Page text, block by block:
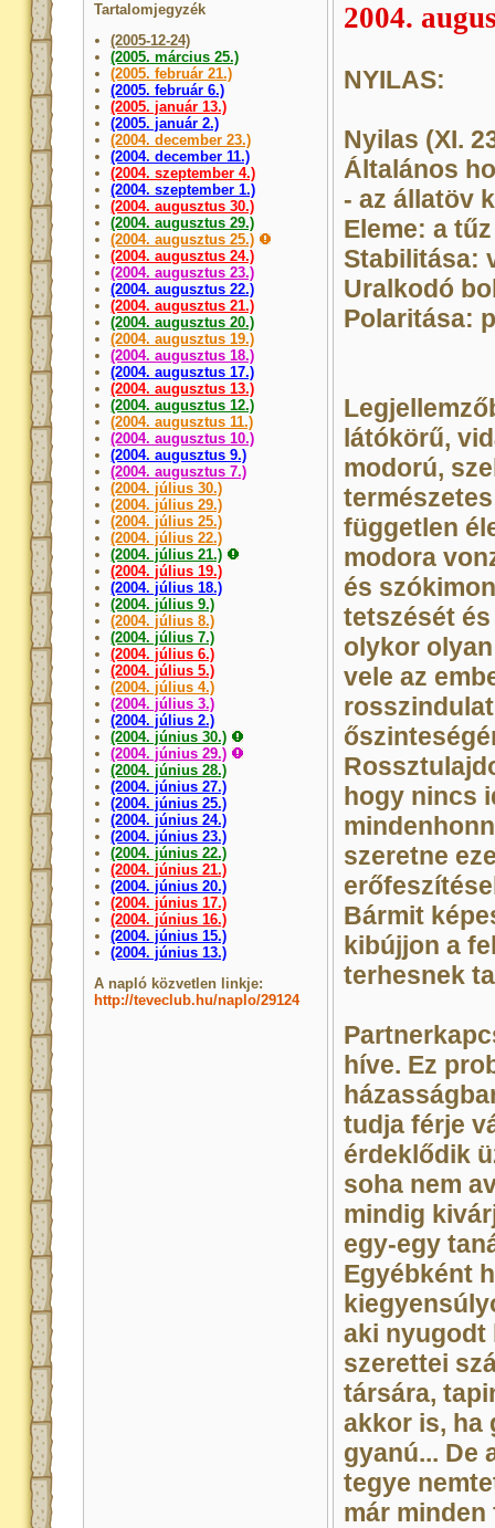
Tartalomjegyzék
(2005-12-24)
(2005. március 25.)
(2005. február 21.)
(2005. február 6.)
(2005. január 13.)
(2005. január 2.)
(2004. december 23.)
(2004. december 11.)
(2004. szeptember 4.)
(2004. szeptember 1.)
(2004. augusztus 30.)
(2004. augusztus 29.)
(2004. augusztus 25.)
(2004. augusztus 24.)
(2004. augusztus 23.)
(2004. augusztus 22.)
(2004. augusztus 21.)
(2004. augusztus 20.)
(2004. augusztus 19.)
(2004. augusztus 18.)
(2004. augusztus 17.)
(2004. augusztus 13.)
(2004. augusztus 12.)
(2004. augusztus 11.)
(2004. augusztus 10.)
(2004. augusztus 9.)
(2004. augusztus 7.)
(2004. július 30.)
(2004. július 29.)
(2004. július 25.)
(2004. július 22.)
(2004. július 21.)
(2004. július 19.)
(2004. július 18.)
(2004. július 9.)
(2004. július 8.)
(2004. július 7.)
(2004. július 6.)
(2004. július 5.)
(2004. július 4.)
(2004. július 3.)
(2004. július 2.)
(2004. június 30.)
(2004. június 29.)
(2004. június 28.)
(2004. június 27.)
(2004. június 25.)
(2004. június 24.)
(2004. június 23.)
(2004. június 22.)
(2004. június 21.)
(2004. június 20.)
(2004. június 17.)
(2004. június 16.)
(2004. június 15.)
(2004. június 13.)
A napló közvetlen linkje:
http://teveclub.hu/naplo/29124
2004.
NYILAS:
Nyilas (XI.
Általános
- az állatöv
Eleme: a tűz
Stabilitása:
Uralkodó
Polaritása:
látókörű,
modorú,
független
modora
és
tetszését
olykor
vele az
hogy nincs
szeretne
Bármit
kibújjon a
terhesnek
híve. Ez
tudja férje
érdeklődik
soha nem
mindig
egy-egy
Egyébként
aki nyugodt
szerettei
társára,
akkor is, ha
gyanú... De
tegye
már